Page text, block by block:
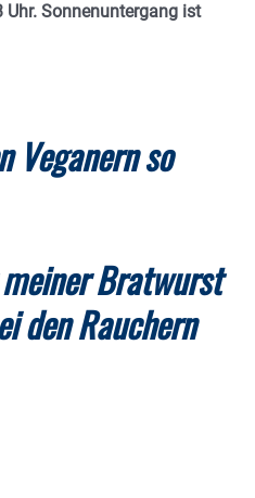
Sonnenuntergang ist
Veganern so
Bratwurst
den Rauchern